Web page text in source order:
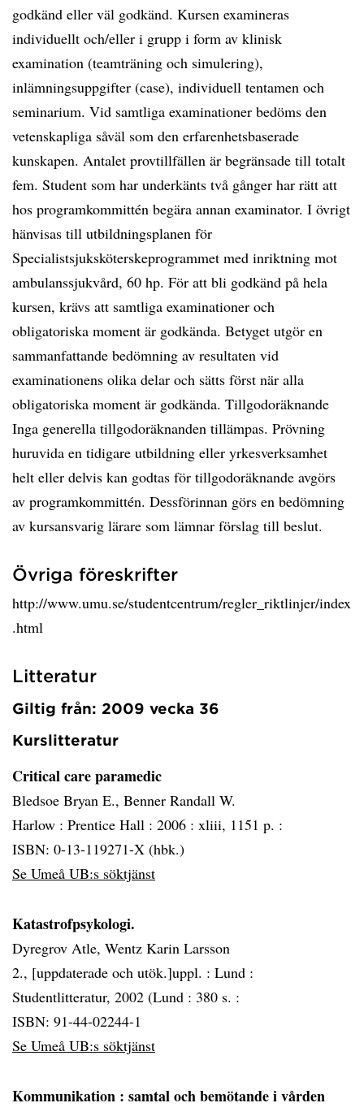
godkänd eller väl godkänd. Kursen examineras
individuellt och/eller i grupp i form av klinisk
examination (teamträning och simulering),
inlämningsuppgifter (case), individuell tentamen och
seminarium. Vid samtliga examinationer bedöms den
vetenskapliga såväl som den erfarenhetsbaserade
kunskapen. Antalet provtillfällen är begränsade till totalt
fem. Student som har underkänts två gånger har rätt att
hos programkommittén begära annan examinator. I övrigt
hänvisas till utbildningsplanen för
Specialistsjuksköterskeprogrammet med inriktning mot
ambulanssjukvård, 60 hp. För att bli godkänd på hela
kursen, krävs att samtliga examinationer och
obligatoriska moment är godkända. Betyget utgör en
sammanfattande bedömning av resultaten vid
examinationens olika delar och sätts först när alla
obligatoriska moment är godkända. Tillgodoräknande
Inga generella tillgodoräknanden tillämpas. Prövning
huruvida en tidigare utbildning eller yrkesverksamhet
helt eller delvis kan godtas för tillgodoräknande avgörs
av programkommittén. Dessförinnan görs en bedömning
av kursansvarig lärare som lämnar förslag till beslut.
Övriga föreskrifter
http://www.umu.se/studentcentrum/regler_riktlinjer/index
.html
Litteratur
Giltig från: 2009 vecka 36
Kurslitteratur
Critical care paramedic
Bledsoe Bryan E., Benner Randall W.
Harlow : Prentice Hall : 2006 : xliii, 1151 p. :
ISBN: 0-13-119271-X (hbk.)
Se Umeå UB:s söktjänst
Katastrofpsykologi.
Dyregrov Atle, Wentz Karin Larsson
2., [uppdaterade och utök.]uppl. : Lund :
Studentlitteratur, 2002 (Lund : 380 s. :
ISBN: 91-44-02244-1
Se Umeå UB:s söktjänst
Kommunikation : samtal och bemötande i vården